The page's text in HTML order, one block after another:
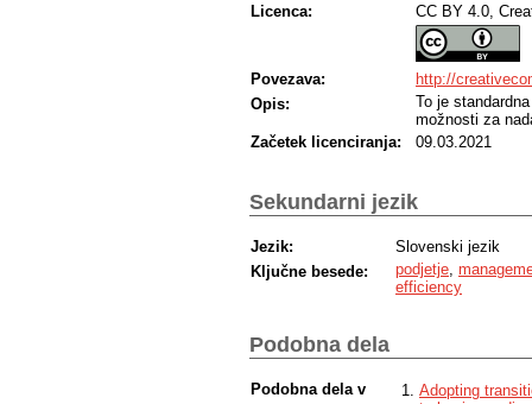
Licenca: CC BY 4.0,
Povezava:
http://
Opis:
To je
možnosti za
Začetek licenciranja:
09.03.2021
Sekundarni jezik
Jezik:
Slovenski jezik
Ključne besede:
podjetje
efficiency
Podobna dela
Podobna dela v
Adopting